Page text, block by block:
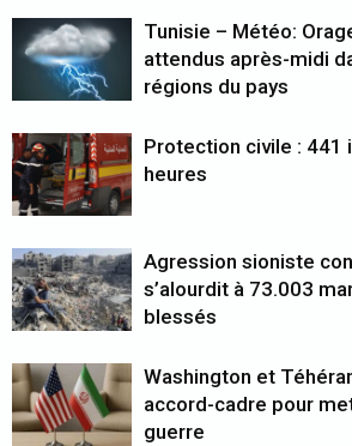
Tunisie – Météo:
attendus après-midi
régions du pays
Protection civile : 441
heures
Agression sioniste
s’alourdit à 73.003
blessés
Washington et
accord-cadre pour
guerre